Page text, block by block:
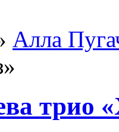
Алла
трио